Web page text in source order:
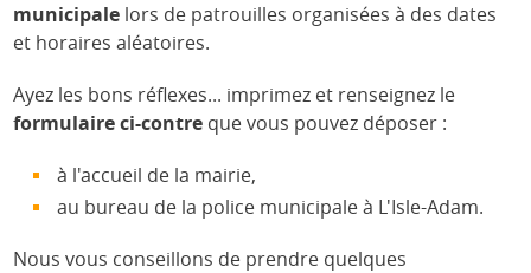
municipale lors de patrouilles organisées à des dates
et horaires aléatoires.
Ayez les bons réflexes... imprimez et renseignez le
formulaire ci-contre que vous pouvez déposer :
à l'accueil de la mairie,
au bureau de la police municipale à L'Isle-Adam.
Nous vous conseillons de prendre quelques